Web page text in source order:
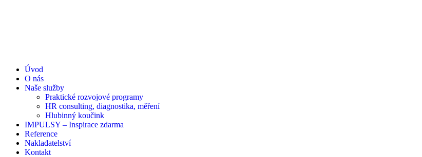
Úvod
O nás
Naše služby
Praktické rozvojové programy
HR consulting, diagnostika, měření
Hlubinný koučink
IMPULSY – Inspirace zdarma
Reference
Nakladatelství
Kontakt